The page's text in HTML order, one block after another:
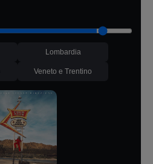
Lombardia
Veneto e Trentino